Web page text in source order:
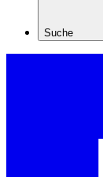
Suche